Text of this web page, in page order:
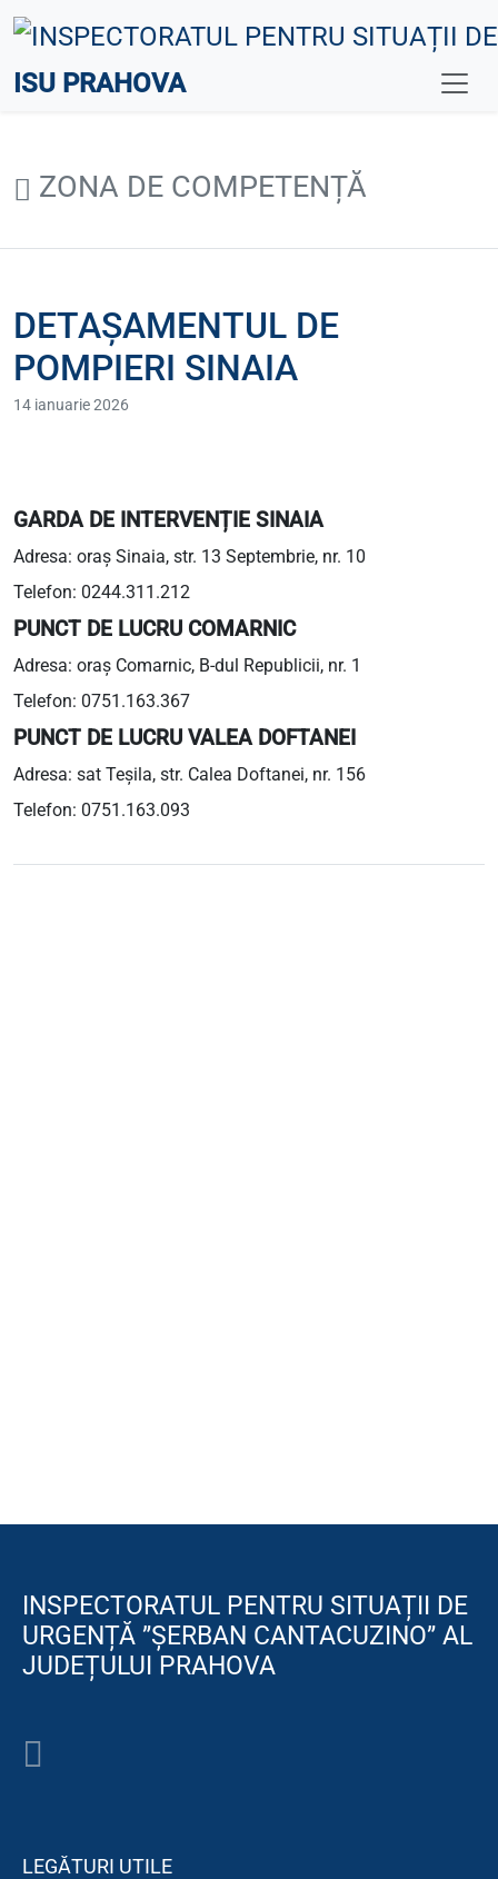
ISU PRAHOVA
ZONA DE COMPETENȚĂ
DETAȘAMENTUL DE
POMPIERI SINAIA
14 ianuarie 2026
GARDA DE INTERVENȚIE SINAIA
Adresa: oraș Sinaia, str. 13 Septembrie, nr. 10
Telefon: 0244.311.212
PUNCT DE LUCRU COMARNIC
Adresa: oraș Comarnic, B-dul Republicii, nr. 1
Telefon: 0751.163.367
PUNCT DE LUCRU VALEA DOFTANEI
Adresa: sat Teșila, str. Calea Doftanei, nr. 156
Telefon: 0751.163.093
INSPECTORATUL PENTRU SITUAȚII DE
URGENȚĂ ”ȘERBAN CANTACUZINO” AL
JUDEȚULUI PRAHOVA
LEGĂTURI UTILE